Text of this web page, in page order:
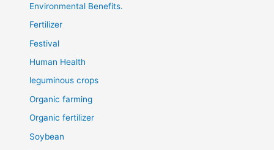
Environmental Benefits.
Fertilizer
Festival
Human Health
leguminous crops
Organic farming
Organic fertilizer
Soybean